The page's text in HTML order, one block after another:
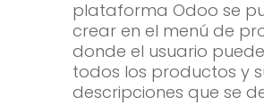
plataforma Odoo se
crear en el menú de
donde el usuario
todos los productos y
descripciones que se